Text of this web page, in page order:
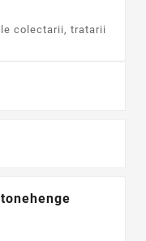
colectarii, tratarii